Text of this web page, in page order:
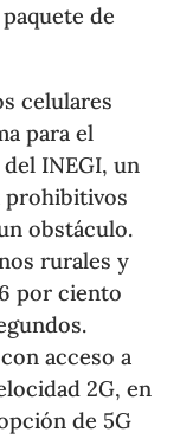
de
celulares
para el
INEGI, un
prohibitivos
obstáculo.
rurales y
por ciento
acceso a
2G, en
de 5G